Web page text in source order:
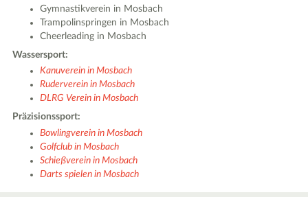
Gymnastikverein in Mosbach
Trampolinspringen in Mosbach
Cheerleading in Mosbach
Wassersport:
Kanuverein in Mosbach
Ruderverein in Mosbach
DLRG Verein in Mosbach
Präzisionssport:
Bowlingverein in Mosbach
Golfclub in Mosbach
Schießverein in Mosbach
Darts spielen in Mosbach